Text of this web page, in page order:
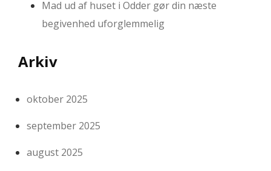
Mad ud af huset i Odder gør din næste
begivenhed uforglemmelig
Arkiv
oktober 2025
september 2025
august 2025